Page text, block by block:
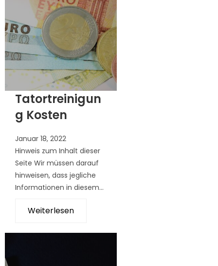
Tatortreinigun
g Kosten
Januar 18, 2022
Hinweis zum Inhalt dieser
Seite Wir müssen darauf
hinweisen, dass jegliche
Informationen in diesem...
Weiterlesen